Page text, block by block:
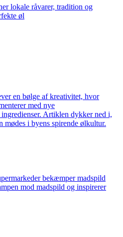
lokale råvarer, tradition og
øl
en bølge af kreativitet, hvor
med nye
Artiklen dykker ned i,
i byens spirende ølkultur.
bekæmper madspild
mod madspild og inspirerer